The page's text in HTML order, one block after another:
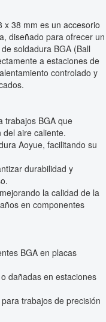
x 38 mm es un accesorio
diseñado para ofrecer un
soldadura BGA (Ball
a estaciones de
controlado y
trabajos BGA que
aire caliente.
Aoyue, facilitando su
durabilidad y
la calidad de la
en componentes
BGA en placas
dañadas en estaciones
trabajos de precisión